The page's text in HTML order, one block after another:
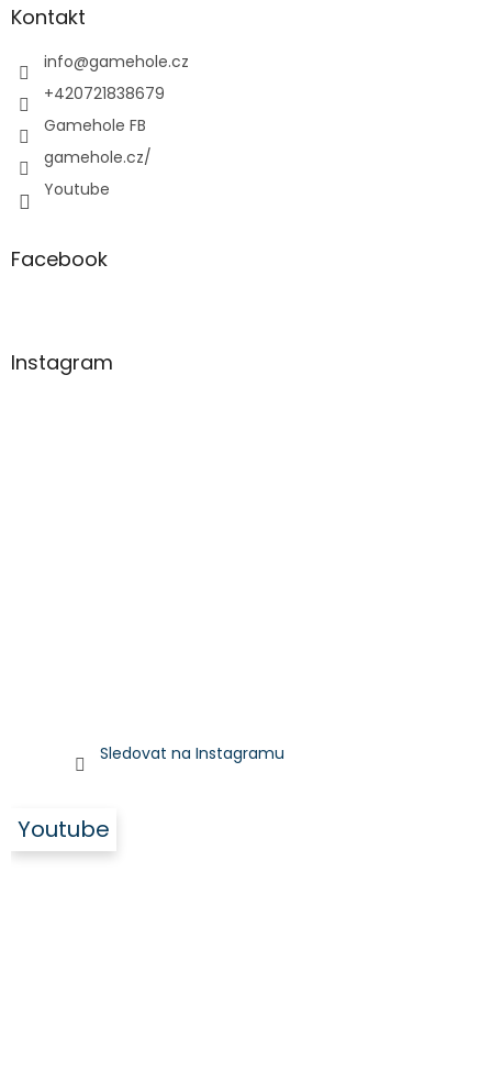
aKontakt
info@gamehole.cz
+420721838679
Gamehole FB
gamehole.cz/
Youtube
Facebook
Instagram
Sledovat na Instagramu
Youtube